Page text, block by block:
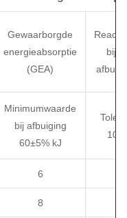
Gewaarborgde
energieabsorptie
(GEA)
bij
Minimumwaarde
bij afbuiging
60±5% kJ
6
8